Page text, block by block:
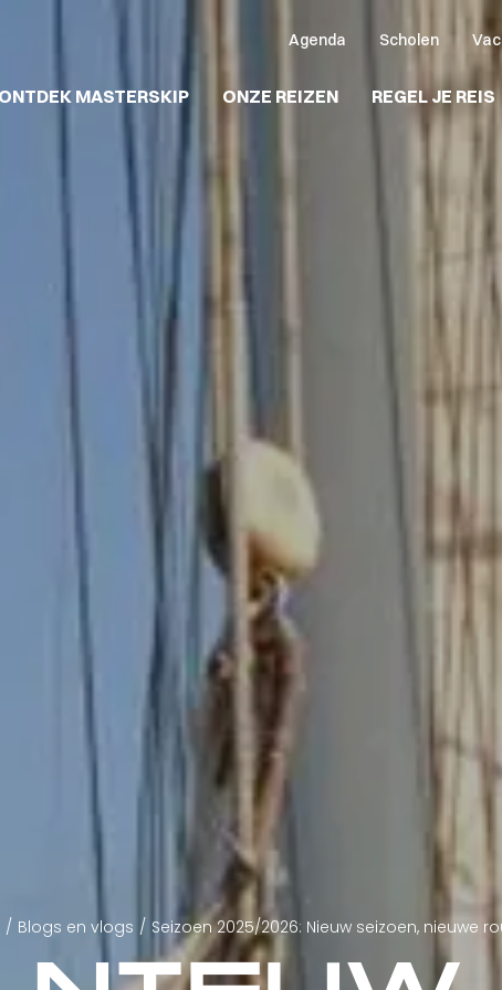
Agenda Scholen
MASTERSKIP ONZE REIZEN REGEL JE REIS
/ Blogs en vlogs / Seizoen 2025/2026: Nieuw seizoen, nieuwe